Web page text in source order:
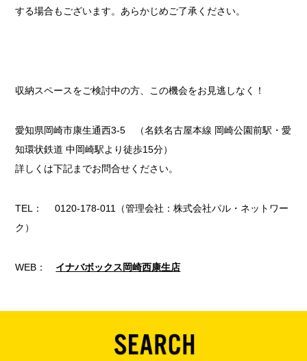
する場合もございます。あらかじめご了承ください。
収納スペースをご検討中の方、この機会をお見逃しなく！
愛知県岡崎市康生通西3-5 （名鉄名古屋本線 岡崎公園前駅・愛
知環状鉄道 中岡崎駅より徒歩15分）
詳しくは下記までお問合せください。
TEL： 0120-178-011（管理会社：株式会社パル・ネットワー
ク）
WEB： イナバボックス岡崎西康生店